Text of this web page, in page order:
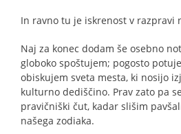
In ravno tu je iskrenost v razpravi
Naj za konec dodam še osebno
globoko spoštujem; pogosto
obiskujem sveta mesta, ki nosijo
kulturno dediščino. Prav zato pa
pravičniški čut, kadar slišim
našega zodiaka.